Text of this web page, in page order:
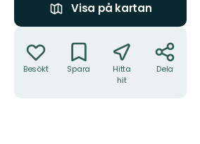
Visa på kartan
Besökt Spara
Hitta
hit
Dela